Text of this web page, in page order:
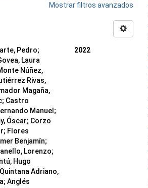
Mostrar filtros avanzados
Pedro;
Laura
Núñez,
Rivas,
Magaña,
; Castro
Manuel ;
Óscar; Corzo
; Flores
Benjamín;
Lorenzo;
Hugo
Quintana Adriano,
; Anglés
2022